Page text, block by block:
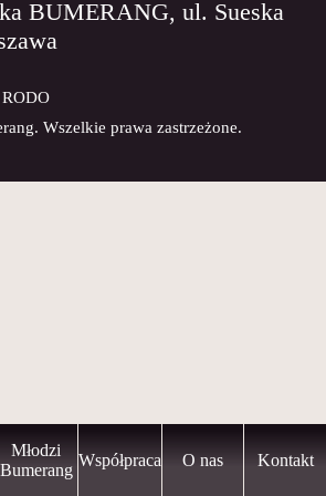
Młodzi
Bumerang
Współpraca O nas Kontakt
BUMERANG, ul. Sueska
RODO
Wszelkie prawa zastrzeżone.